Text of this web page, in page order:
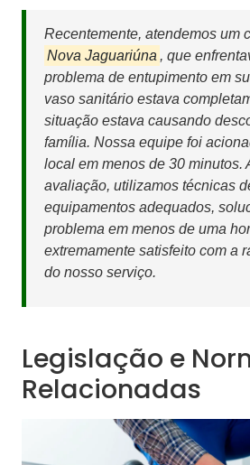
Recentemente, atendemos um
Nova Jaguariúna , que
problema de entupimento em
vaso sanitário estava
situação estava causando
família. Nossa equipe foi
local em menos de 30 minutos.
avaliação, utilizamos técnicas
equipamentos adequados,
problema em menos de uma
extremamente satisfeito com a
do nosso serviço.
Legislação e
Relacionadas